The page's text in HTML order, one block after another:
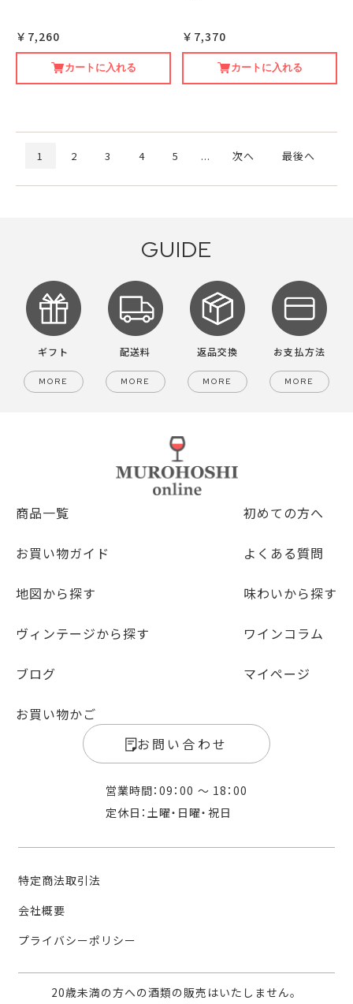
￥7,260
カートに入れる
￥7,370
カートに入れる
1 2 3 4 5 ... 次へ 最後へ
GUIDE
ギフト
MORE
配送料
MORE
返品交換
MORE
お支払方法
MORE
商品一覧 初めての方へ
お買い物ガイド よくある質問
味わいから探す
ヴィンテージから探す
地図から探す
ワインコラム
ブログ マイページ
お買い物かご
お問い合わせ
営業時間：09：00 〜 18：00
定休日：土曜・日曜・祝日
特定商法取引法
会社概要
プライバシーポリシー
20歳未満の方への酒類の販売はいたしません。